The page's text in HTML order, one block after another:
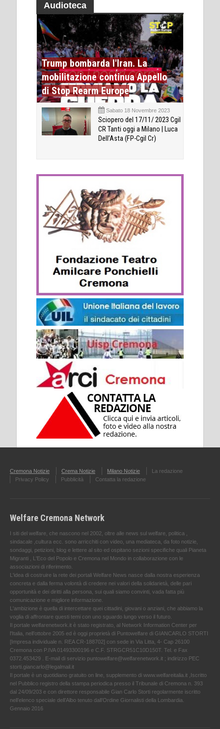
Audioteca
Trump bombarda l'Iran. La
mobilitazione continua Appello
di Stop Rearm Europe
Sabato 18 Novembre 2023
Sciopero del 17/11/ 2023 Cgil
CR Tanti oggi a Milano | Luca
Dell’Asta (FP-Cgil Cr)
Cremona Notizie Crema Notizie Milano Notizie
La redazione
Privacy Policy
Pubblicità Contatta la redazione
Welfare Cremona Network
I siti del welfare, che nascono nel 2002, oltre alle news sul welfare, politica ,
sindacale ,cultura ecc. sono arricchiti con video, una mediateca, da foto notizie,
sondaggi, petizioni, blog e lettere al sito ed ospitano sezioni specifiche quali Pianeta
Migranti , L'Eco del Popolo e Cremona nel Mondo in collaborazione con le
associazioni di riferimento.
L'idea di costruire la rete dei portali Welfare News nasce dalla nostra esperienza
concreta e dalla ferma volontà di credere nei valori della solidarietà, delle pari
opportunità e dei diritti alla persona, sui quali siamo convinti, vada fatta più
comunicazione e migliore informazione.
L'ambizione è quella di intercettare quei cittadini, giovani o anziani, che abbiamo la
voglia di affrontare questi temi con uno sguardo lungo verso il futuro.
Il portale welfarenetwork.it è stato registrato, al Network Information Center per
l'Italia, nell’ottobre 2005 ed è oggi proprietà di Puntowelfare di GIANCARLO STORTI
[Impresa individuale n. REA CR-188702] con sede in Via Litta, 4- Cap 26100
Cremona con P.IVA 01493300196 e C.F. STRGCR51C10D150T. Tel. e Fax
0372.453429 . E-mail di servizio puntowelfare@welfarenetwork.it ; indirizzo PEC
storti.giancarlo@legalmail.it
Il portale è un quotidiano gratuito on line, supplemento di www.welfareitalia.it ,Iscritto
nel Pubblico registro della stampa periodica presso il Tribunale di Cremona n. 393
dal 24/09/203 e con direttore responsabile Gian Carlo Storti regolarmente iscritto
nell’elenco speciale dell’Albo tenuto dall’Ordine Giornalisti della Lombardia.
Gennaio 2016